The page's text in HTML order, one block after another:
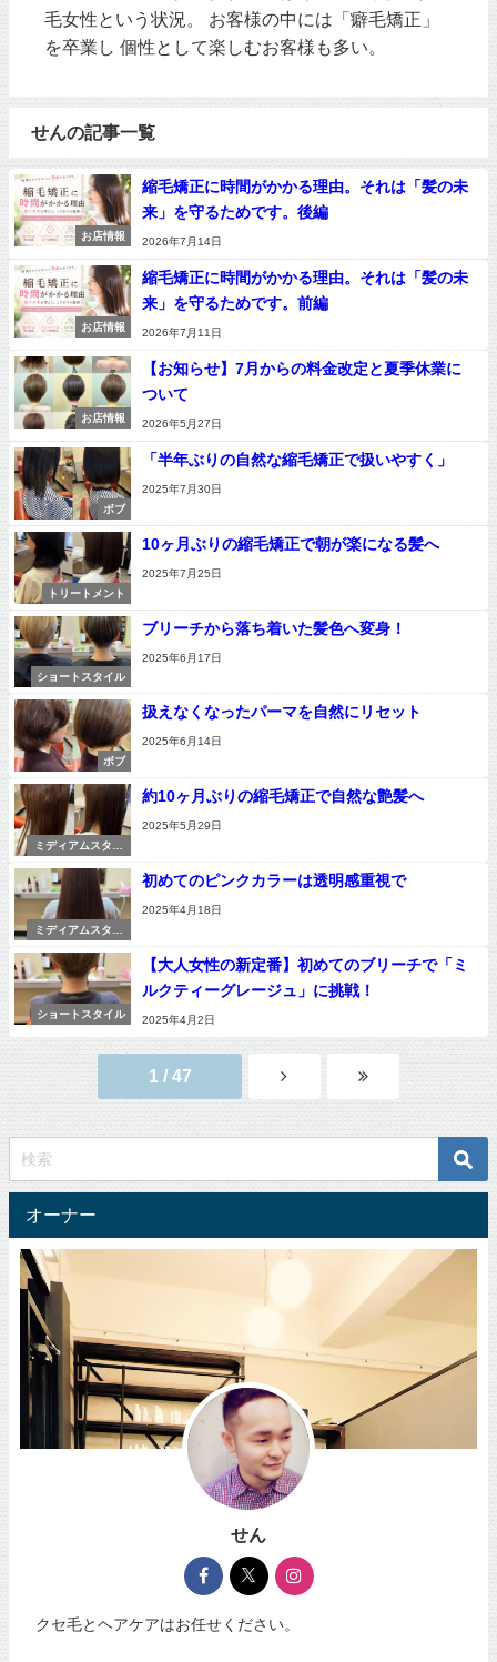
毛女性という状況。 お客様の中には「癖毛矯正」
を卒業し 個性として楽しむお客様も多い。
せんの記事一覧
お店情報
縮毛矯正に時間がかかる理由。それは「髪の未
来」を守るためです。後編
2026年7月14日
お店情報
縮毛矯正に時間がかかる理由。それは「髪の未
来」を守るためです。前編
2026年7月11日
お店情報
【お知らせ】7月からの料金改定と夏季休業に
ついて
2026年5月27日
ボブ
「半年ぶりの自然な縮毛矯正で扱いやすく」
2025年7月30日
トリートメント
10ヶ月ぶりの縮毛矯正で朝が楽になる髪へ
2025年7月25日
ショートスタイル
ブリーチから落ち着いた髪色へ変身！
2025年6月17日
ボブ
扱えなくなったパーマを自然にリセット
2025年6月14日
ミディアムスタイ
約10ヶ月ぶりの縮毛矯正で自然な艶髪へ
2025年5月29日
ミディアムスタイ
ル
初めてのピンクカラーは透明感重視で
2025年4月18日
ショートスタイル
【大人女性の新定番】初めてのブリーチで「ミ
ルクティーグレージュ」に挑戦！
2025年4月2日
1 / 47
オーナー
せん
クセ毛とヘアケアはお任せください。